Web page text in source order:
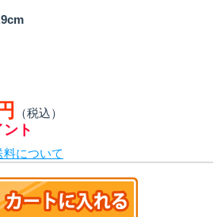
（税込）
ト
料について